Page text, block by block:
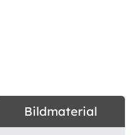
Bildmaterial